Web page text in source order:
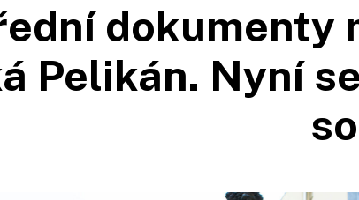
dokumenty
Pelikán. Nyní